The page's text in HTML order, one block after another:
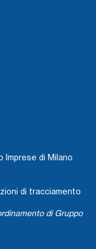
Imprese di Milano
di tracciamento
di Gruppo